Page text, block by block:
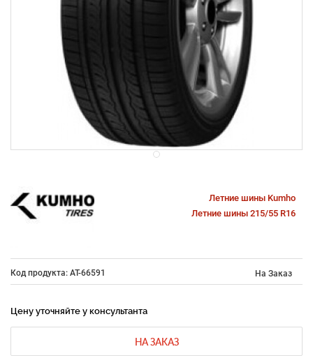
Летние шины Kumho
Летние шины 215/55 R16
Код продукта: AT-66591 На Заказ
Цену уточняйте у консультанта
НА ЗАКАЗ